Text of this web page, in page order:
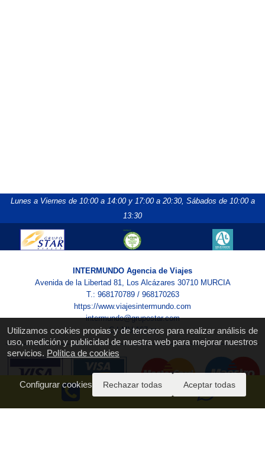
Utilizamos cookies propias y de terceros para realizar análisis de
uso, medición y publicidad de nuestra web para mejorar nuestros
servicios. Política de cookies
Configurar cookies Rechazar todas Aceptar todas
Lunes a Viernes de 10:00 a 14:00 y 17:00 a 20:30, Sábados de 10:00 a
13:30
INTERMUNDO Agencia de Viajes
Avenida de la Libertad 81, Los Alcázares 30710 MURCIA
T.: 968170789 / 968170263
https://www.viajesintermundo.com
intermundo@grupostar.com
C.I.MU.167.m